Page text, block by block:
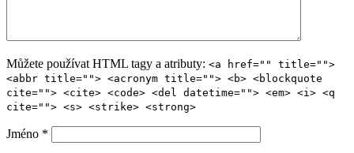
Můžete používat HTML tagy a atributy: <a href="" title="">
<abbr title=""> <acronym title=""> <b> <blockquote
cite=""> <cite> <code> <del datetime=""> <em> <i> <q
cite=""> <s> <strike> <strong>
Jméno *